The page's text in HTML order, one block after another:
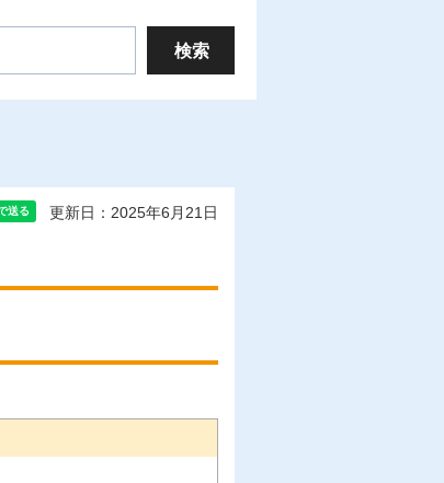
更新日：2025年6月21日